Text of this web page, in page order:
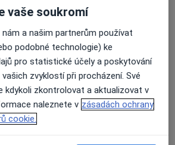
jsou pro nás důležité.
nemají možnost zaplatit za
nebo změnu recenze pacienta.
vaše soukromí
a našim partnerům používat
podobné technologie) ke
pro statistické účely a poskytování
zvyklostí při procházení. Své
kdykoli zkontrolovat a aktualizovat v
naleznete v zásadách ochrany
cookie.